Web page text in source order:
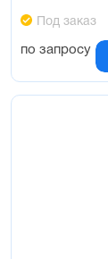
Под заказ
по запросу